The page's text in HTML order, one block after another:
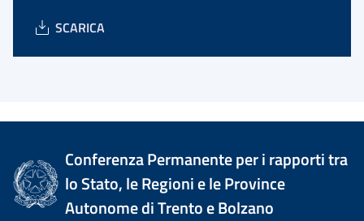
SCARICA
Conferenza Permanente per i rapporti tra
lo Stato, le Regioni e le Province
Autonome di Trento e Bolzano